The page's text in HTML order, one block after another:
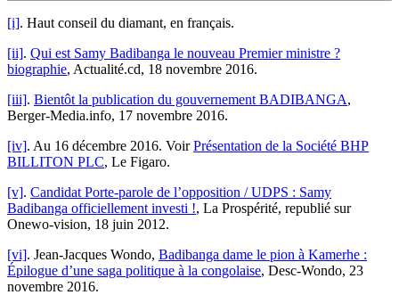
[i]. Haut conseil du diamant, en français.
[ii]. Qui est Samy Badibanga le nouveau Premier ministre ?
biographie, Actualité.cd, 18 novembre 2016.
[iii]. Bientôt la publication du gouvernement BADIBANGA,
Berger-Media.info, 17 novembre 2016.
[iv]. Au 16 décembre 2016. VoirPrésentation de la Société BHP
BILLITON PLC, Le Figaro.
[v]. Candidat Porte-parole de l’opposition / UDPS : Samy
Badibanga officiellement investi !, La Prospérité, republié sur
Onewo-vision, 18 juin 2012.
[vi]. Jean-Jacques Wondo, Badibanga dame le pion à Kamerhe :
Épilogue d’une saga politique à la congolaise, Desc-Wondo, 23
novembre 2016.